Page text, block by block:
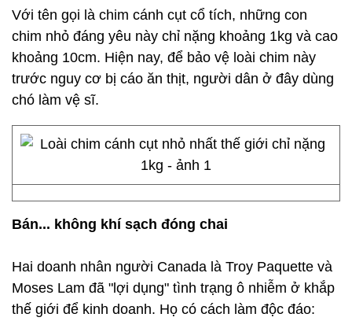
Với tên gọi là chim cánh cụt cổ tích, những con
chim nhỏ đáng yêu này chỉ nặng khoảng 1kg và cao
khoảng 10cm. Hiện nay, để bảo vệ loài chim này
trước nguy cơ bị cáo ăn thịt, người dân ở đây dùng
chó làm vệ sĩ.
Bán... không khí sạch đóng chai
Hai doanh nhân người Canada là Troy Paquette và
Moses Lam đã "lợi dụng" tình trạng ô nhiễm ở khắp
thế giới để kinh doanh. Họ có cách làm độc đáo: